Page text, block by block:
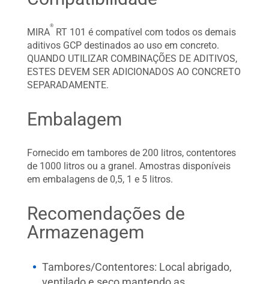
MIRA
®
RT 101 é compatível com todos os demais
aditivos GCP destinados ao uso em concreto.
QUANDO UTILIZAR COMBINAÇÕES DE ADITIVOS,
ESTES DEVEM SER ADICIONADOS AO CONCRETO
SEPARADAMENTE.
Embalagem
Fornecido em tambores de 200 litros, contentores
de 1000 litros ou a granel. Amostras disponíveis
em embalagens de 0,5, 1 e 5 litros.
Recomendações de
Armazenagem
Tambores/Contentores: Local abrigado,